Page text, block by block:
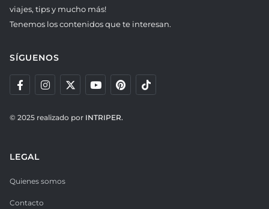
viajes, tips y mucho más!
Tenemos los contenidos que te interesan.
SÍGUENOS
© 2025 realizado por INTRIPER.
LEGAL
Quienes somos
Contacto